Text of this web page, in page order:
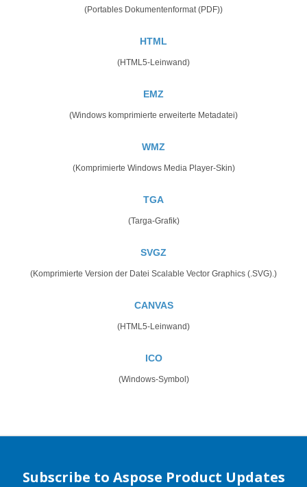
(Portables Dokumentenformat (PDF))
HTML
(HTML5-Leinwand)
EMZ
(Windows komprimierte erweiterte Metadatei)
WMZ
(Komprimierte Windows Media Player-Skin)
TGA
(Targa-Grafik)
SVGZ
(Komprimierte Version der Datei Scalable Vector Graphics (.SVG).)
CANVAS
(HTML5-Leinwand)
ICO
(Windows-Symbol)
Subscribe to Aspose Product Updates